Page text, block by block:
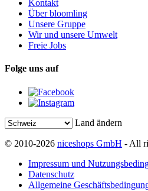
Kontakt
Über bloomling
Unsere Gruppe
Wir und unsere Umwelt
Freie Jobs
Folge uns auf
Land ändern
© 2010-2026 niceshops GmbH - All
Impressum und
Datenschutz
Allgemeine